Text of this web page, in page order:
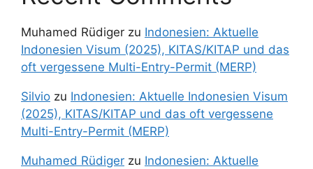
Muhamed Rüdiger zu Indonesien: Aktuelle
Indonesien Visum (2025), KITAS/KITAP und das
oft vergessene Multi-Entry-Permit (MERP)
Silvio zu Indonesien: Aktuelle Indonesien Visum
(2025), KITAS/KITAP und das oft vergessene
Multi-Entry-Permit (MERP)
Muhamed Rüdiger zu Indonesien: Aktuelle